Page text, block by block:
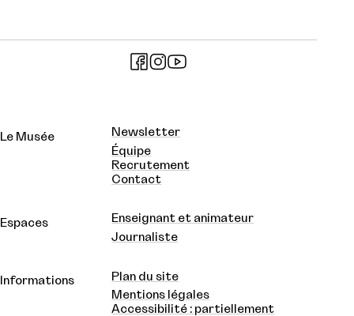
Le Musée
Newsletter
Équipe
Recrutement
Contact
Espaces
Enseignant et animateur
Journaliste
Informations
Plan du site
Mentions légales
Accessibilité : partiellement